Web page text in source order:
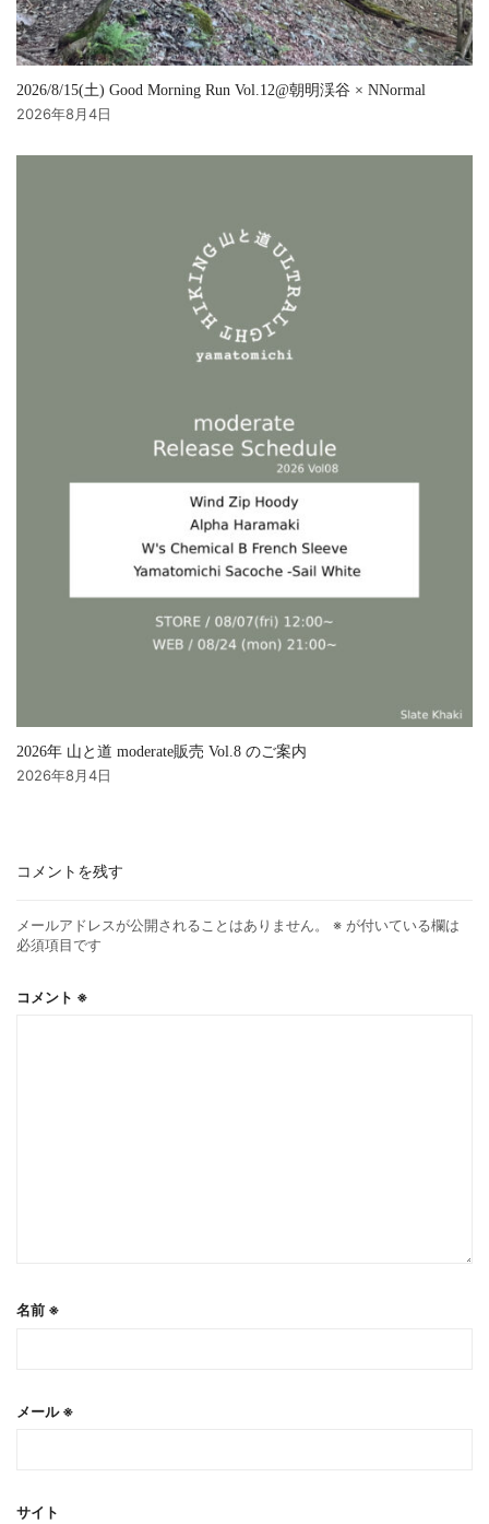
2026/8/15(土) Good Morning Run Vol.12@朝明渓谷 × NNormal
2026年8月4日
2026年 山と道 moderate販売 Vol.8 のご案内
2026年8月4日
コメントを残す
メールアドレスが公開されることはありません。 ※ が付いている欄は
必須項目です
コメント ※
名前 ※
メール※
サイト